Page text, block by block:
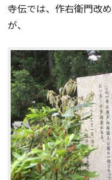
寺伝では、作右衛門改
が、